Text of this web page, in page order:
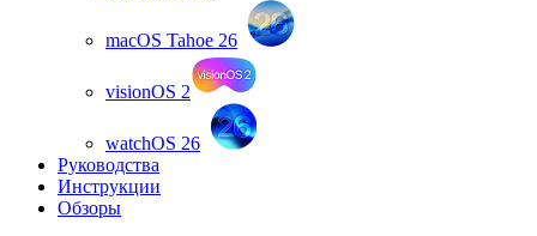
macOS Tahoe 26
visionOS 2
watchOS 26
Руководства
Инструкции
Обзоры